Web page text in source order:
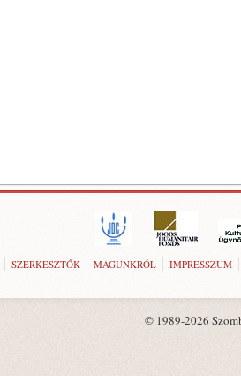
SZERKESZTŐK MAGUNKRÓL IMPRESSZUM
© 1989-2026